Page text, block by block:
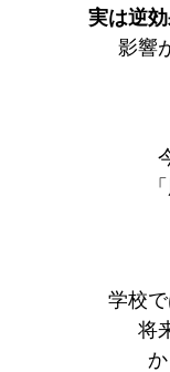
実は逆
影響
学校
将